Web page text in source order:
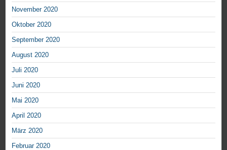
November 2020
Oktober 2020
September 2020
August 2020
Juli 2020
Juni 2020
Mai 2020
April 2020
März 2020
Februar 2020